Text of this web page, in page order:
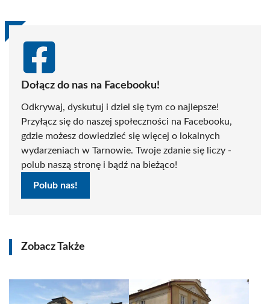
Dołącz do nas na Facebooku!
Odkrywaj, dyskutuj i dziel się tym co najlepsze!
Przyłącz się do naszej społeczności na Facebooku,
gdzie możesz dowiedzieć się więcej o lokalnych
wydarzeniach w Tarnowie. Twoje zdanie się liczy -
polub naszą stronę i bądź na bieżąco!
Polub nas!
Zobacz Także